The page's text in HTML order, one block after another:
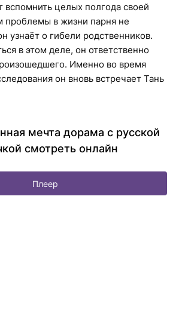
вспомнить целых полгода своей
проблемы в жизни парня не
узнаёт о гибели родственников.
в этом деле, он ответственно
Именно во время
он вновь встречает Тань
мечта дорама с русской
смотреть онлайн
Плеер